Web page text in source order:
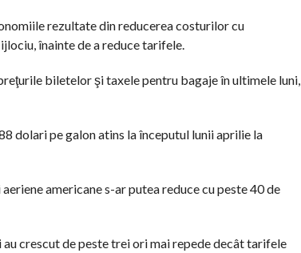
rezultate din reducerea costurilor cu
înainte de a reduce tarifele.
biletelor şi taxele pentru bagaje în ultimele luni,
dolari pe galon atins la începutul lunii aprilie la
americane s-ar putea reduce cu peste 40 de
crescut de peste trei ori mai repede decât tarifele